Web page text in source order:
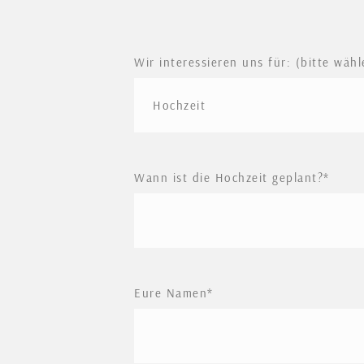
Wir interessieren uns für: (bitte
Wann ist die Hochzeit geplant?
Eure Namen